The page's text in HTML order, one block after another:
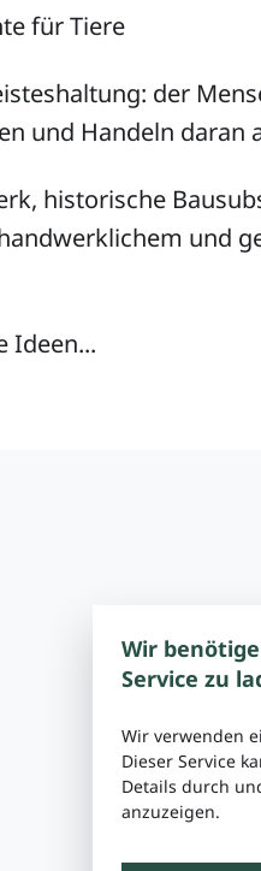
für Tiere
der
und Handeln daran
historische
und
Ideen...
Wir
Service zu
Wir verwenden
Dieser Service
Details durch
anzuzeigen.